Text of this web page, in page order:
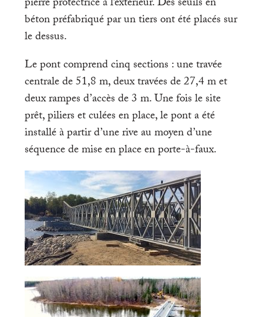
béton préfabriqué par un tiers ont été placés sur
le dessus.
Le pont comprend cinq sections : une travée
centrale de 51,8 m, deux travées de 27,4 m et
deux rampes d’accès de 3 m. Une fois le site
prêt, piliers et culées en place, le pont a été
installé à partir d’une rive au moyen d’une
séquence de mise en place en porte-à-faux.